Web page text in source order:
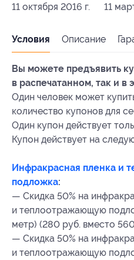
11 октября 2016 г. 11
Условия Описание
Вы можете предъявить
в распечатанном, так и в
Один человек может
количество купонов для
Один купон действует
Купон действует на
Инфракрасная пленка и
подложка:
— Скидка 50% на
и теплоотражающую
метр) (280 руб. вместо
— Скидка 50% на
и теплоотражающую